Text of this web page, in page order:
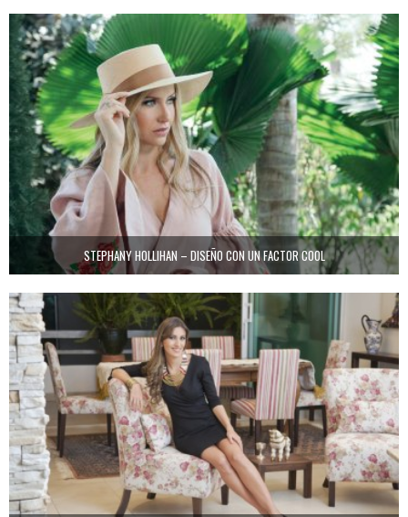
STEPHANY HOLLIHAN – DISEÑO CON UN FACTOR COOL